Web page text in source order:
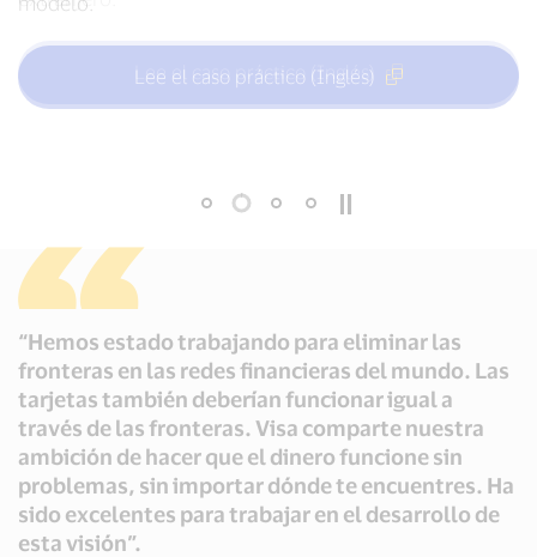
Lee el caso práctico (Inglés)
Lee el caso práctico (Inglés)
Lee el caso práctico (Inglés)
“Hemos estado trabajando para eliminar las
fronteras en las redes financieras del mundo. Las
tarjetas también deberían funcionar igual a
través de las fronteras. Visa comparte nuestra
ambición de hacer que el dinero funcione sin
problemas, sin importar dónde te encuentres. Ha
sido excelentes para trabajar en el desarrollo de
esta visión”.